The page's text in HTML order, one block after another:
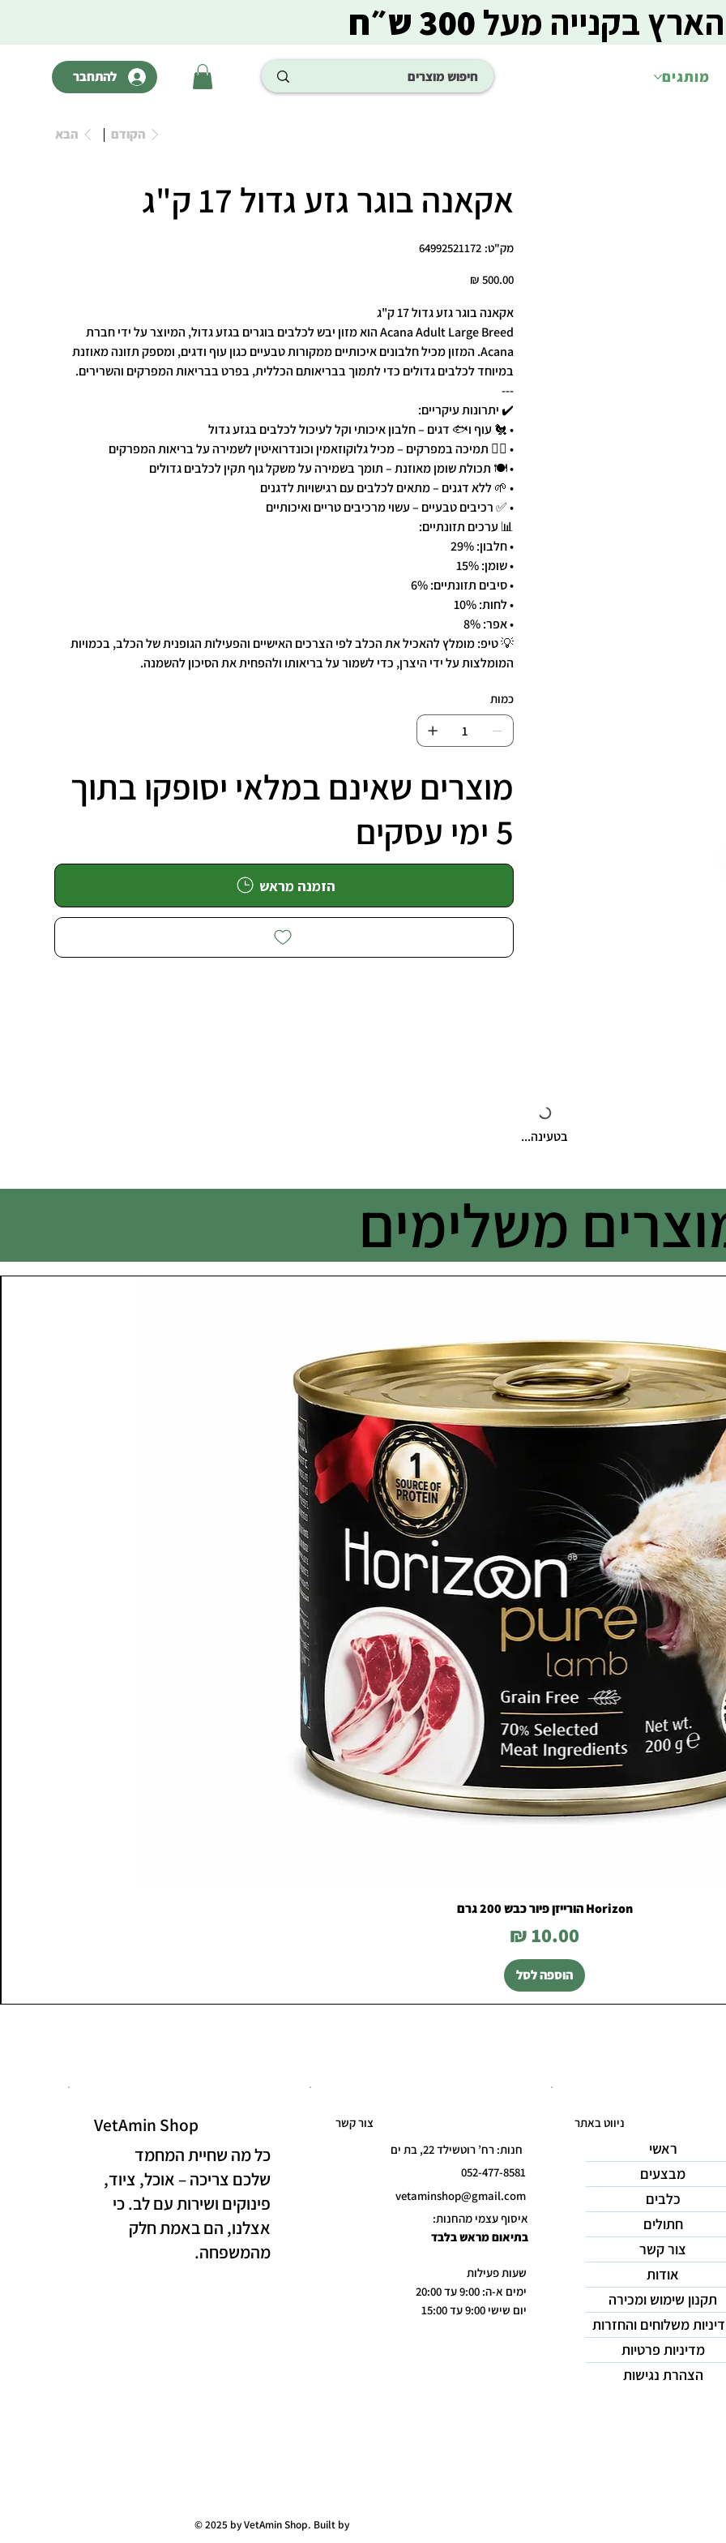
מותגים להתחבר
בקנייה מעל300 ש״ח
הקודם הבא
אקאנה בוגר גזע גדול 17 ק"ג
מק"ט:
מק"ט
64992521172
64992521172
מחיר ‏500.00 ‏₪
אקאנה בוגר גזע גדול 17 ק"ג
Acana Adult Large Breed הוא מזון יבש לכלבים בוגרים בגזע גדול, המיוצר על ידי חברת
Acana. המזון מכיל חלבונים איכותיים ממקורות טבעיים כגון עוף ודגים, ומספק תזונה מאוזנת
במיוחד לכלבים גדולים כדי לתמוך בבריאותם הכללית, בפרט בבריאות המפרקים והשרירים.
---
✔️ יתרונות עיקריים:
• 🐔 עוף ו🐟 דגים – חלבון איכותי וקל לעיכול לכלבים בגזע גדול
• 🧑‍⚕️ תמיכה במפרקים – מכיל גלוקוזאמין וכונדרואיטין לשמירה על בריאות המפרקים
• 🍽️ תכולת שומן מאוזנת – תומך בשמירה על משקל גוף תקין לכלבים גדולים
• 🌱 ללא דגנים – מתאים לכלבים עם רגישויות לדגנים
• ✅ רכיבים טבעיים – עשוי מרכיבים טריים ואיכותיים
📊 ערכים תזונתיים:
• חלבון: 29%
• שומן: 15%
• סיבים תזונתיים: 6%
• לחות: 10%
• אפר: 8%
💡 טיפ: מומלץ להאכיל את הכלב לפי הצרכים האישיים והפעילות הגופנית של הכלב, בכמויות
המומלצות על ידי היצרן, כדי לשמור על בריאותו ולהפחית את הסיכון להשמנה.
כמות
מוצרים שאינם במלאי יסופקו בתוך
5 ימי עסקים
הזמנה מראש
בטעינה...
משלימים
Horizon הורייזן פיור כבש 200 גרם
מחיר
הוספה לסל
VetAmin Shop
כל מה שחיית המחמד
שלכם צריכה – אוכל, ציוד,
פינוקים ושירות עם לב. כי
אצלנו, הם באמת חלק
מהמשפחה.
חנות: רח’ רוטשילד 22, בת ים
052-477-8581
vetaminshop@gmail.com
איסוף עצמי מהחנות:
בתיאום מראש בלבד
שעות פעילות
ימים א-ה: 9:00 עד 20:00
יום שישי 9:00 עד 15:00
צור קשר ניווט באתר
ראשי
מבצעים
כלבים
חתולים
צור קשר
אודות
תקנון שימוש ומכירה
משלוחים והחזרות
מדיניות פרטיות
הצהרת נגישות
© 2025 by VetAmin Shop. Built by